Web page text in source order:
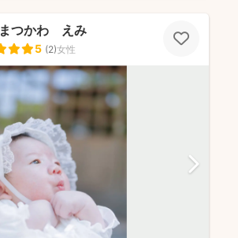
まつかわ えみ
5 (2)女性